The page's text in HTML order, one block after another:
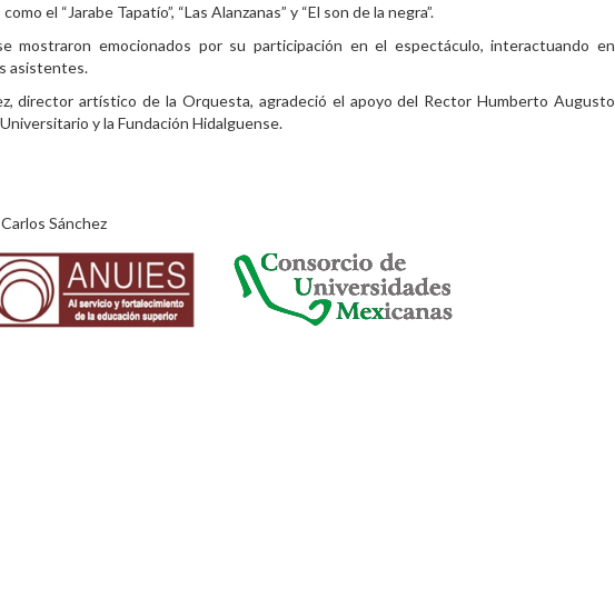
el “Jarabe Tapatío”, “Las Alanzanas” y “El son de la negra”.
mostraron emocionados por su participación en el espectáculo, interactuando en
asistentes.
director artístico de la Orquesta, agradeció el apoyo del Rector Humberto Augusto
y la Fundación Hidalguense.
Sánchez